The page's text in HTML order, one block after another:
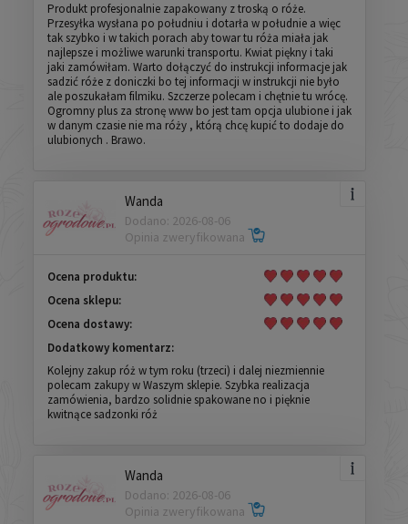
Produkt profesjonalnie zapakowany z troską o róże.
Przesyłka wysłana po południu i dotarła w południe a więc
tak szybko i w takich porach aby towar tu róża miała jak
najlepsze i możliwe warunki transportu. Kwiat piękny i taki
jaki zamówiłam. Warto dołączyć do instrukcji informacje jak
sadzić róże z doniczki bo tej informacji w instrukcji nie było
ale poszukałam filmiku. Szczerze polecam i chętnie tu wrócę.
Ogromny plus za stronę www bo jest tam opcja ulubione i jak
w danym czasie nie ma róży , którą chcę kupić to dodaje do
ulubionych . Brawo.
Wanda
Dodano: 2026-08-06
Opinia zweryfikowana
Ocena produktu:
Ocena sklepu:
Ocena dostawy:
Dodatkowy komentarz:
Kolejny zakup róż w tym roku (trzeci) i dalej niezmiennie
polecam zakupy w Waszym sklepie. Szybka realizacja
zamówienia, bardzo solidnie spakowane no i pięknie
kwitnące sadzonki róż
Wanda
Dodano: 2026-08-06
Opinia zweryfikowana